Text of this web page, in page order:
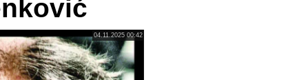
04.11.2025 00:42